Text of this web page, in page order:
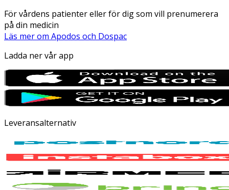
För vårdens patienter eller för dig som vill prenumerera
på din medicin
Läs mer om Apodos och Dospac
Ladda ner vår app
Leveransalternativ